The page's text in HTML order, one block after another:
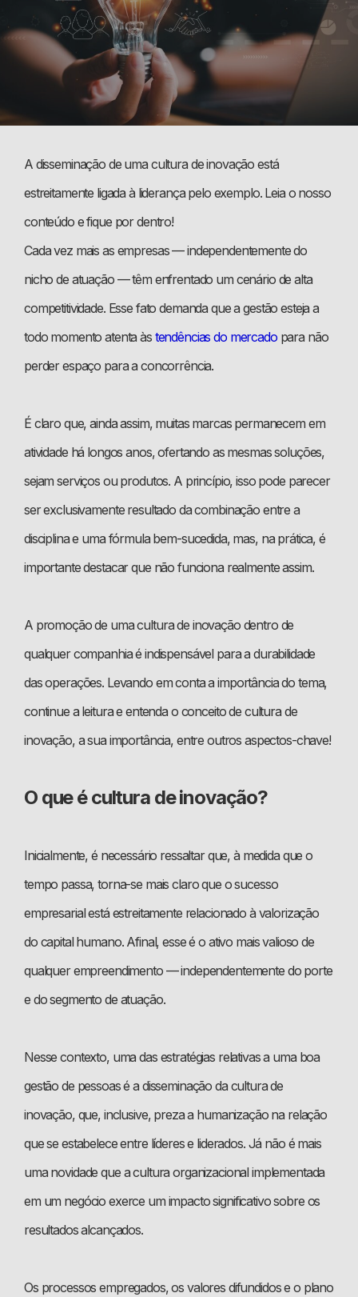
A disseminação de uma cultura de inovação está
estreitamente ligada à liderança pelo exemplo. Leia o nosso
conteúdo e fique por dentro!
Cada vez mais as empresas — independentemente do
nicho de atuação — têm enfrentado um cenário de alta
competitividade. Esse fato demanda que a gestão esteja a
todo momento atenta às tendências do mercadopara não
perder espaço para a concorrência.
É claro que, ainda assim, muitas marcas permanecem em
atividade há longos anos, ofertando as mesmas soluções,
sejam serviços ou produtos. A princípio, isso pode parecer
ser exclusivamente resultado da combinação entre a
disciplina e uma fórmula bem-sucedida, mas, na prática, é
importante destacar que não funciona realmente assim.
A promoção de uma cultura de inovação dentro de
qualquer companhia é indispensável para a durabilidade
das operações. Levando em conta a importância do tema,
continue a leitura e entenda o conceito de cultura de
inovação, a sua importância, entre outros aspectos-chave!
O que é cultura de inovação?
Inicialmente, é necessário ressaltar que, à medida que o
tempo passa, torna-se mais claro que o sucesso
empresarial está estreitamente relacionado à valorização
do capital humano. Afinal, esse é o ativo mais valioso de
qualquer empreendimento — independentemente do porte
e do segmento de atuação.
Nesse contexto, uma das estratégias relativas a uma boa
gestão de pessoas é a disseminação da cultura de
inovação, que, inclusive, preza a humanização na relação
que se estabelece entre líderes e liderados. Já não é mais
uma novidade que a cultura organizacional implementada
em um negócio exerce um impacto significativo sobre os
resultados alcançados.
Os processos empregados, os valores difundidos e o plano